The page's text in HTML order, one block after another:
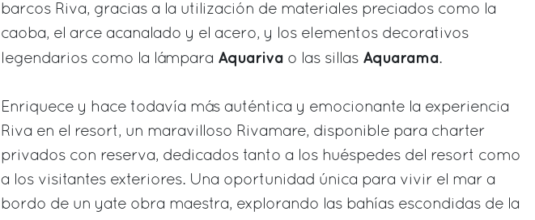
barcos Riva, gracias a la utilización de materiales preciados como la
caoba, el arce acanalado y el acero, y los elementos decorativos
legendarios como la lámpara Aquariva o las sillas Aquarama.
Enriquece y hace todavía más auténtica y emocionante la experiencia
Riva en el resort, un maravilloso Rivamare, disponible para charter
privados con reserva, dedicados tanto a los huéspedes del resort como
a los visitantes exteriores. Una oportunidad única para vivir el mar a
bordo de un yate obra maestra, explorando las bahías escondidas de la